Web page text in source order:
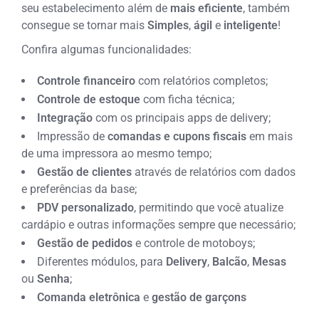
seu estabelecimento além de mais eficiente, também
consegue se tornar maisSimples,ágile inteligente!
Confira algumas funcionalidades:
Controle financeiro com relatórios completos;
Controle de estoquecom ficha técnica;
Integração com os principais apps de delivery;
Impressão decomandas e cupons fiscais em mais
de uma impressora ao mesmo tempo;
Gestão de clientes através de relatórios com dados
e preferências da base;
PDV personalizado, permitindo que você atualize
cardápio e outras informações sempre que necessário;
Gestão de pedidos e controle de motoboys;
Diferentes módulos, para Delivery, Balcão, Mesas
ouSenha;
Comanda eletrônica egestão de garçons